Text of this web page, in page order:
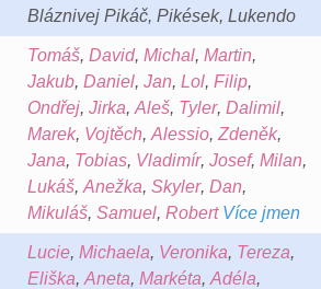
Bláznivej Pikáč, Pikések, Lukendo
Tomáš, David, Michal, Martin,
Jakub, Daniel, Jan, Lol, Filip,
Ondřej, Jirka, Aleš, Tyler, Dalimil,
Marek, Vojtěch, Alessio, Zdeněk,
Jana, Tobias, Vladimír, Josef, Milan,
Lukáš, Anežka, Skyler, Dan,
Mikuláš, Samuel, Robert Více jmen
Lucie, Michaela, Veronika, Tereza,
Eliška, Aneta, Markéta, Adéla,